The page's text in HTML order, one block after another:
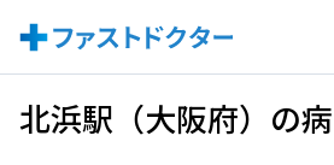
北浜駅（大阪府）の